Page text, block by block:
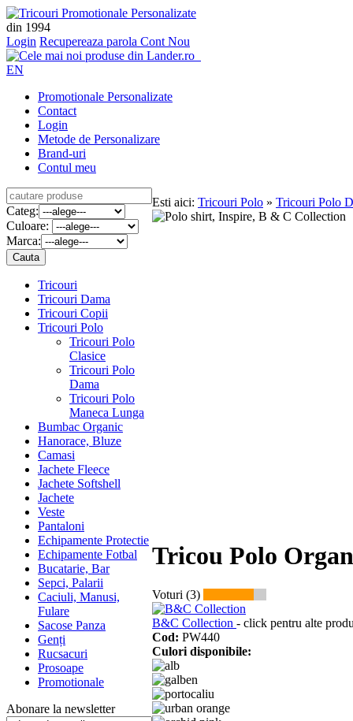
din 1994
Login Recupereaza parola Cont Nou
EN
Promotionale Personalizate
Contact
Login
Metode de Personalizare
Brand-uri
Contul meu
Categ:
Culoare:
Marca:
Tricouri
Tricouri Dama
Tricouri Copii
Tricouri Polo
Tricouri Polo
Clasice
Tricouri Polo
Dama
Tricouri Polo
Maneca Lunga
Bumbac Organic
Hanorace, Bluze
Camasi
Jachete Fleece
Jachete Softshell
Jachete
Veste
Pantaloni
Echipamente Protectie
Echipamente Fotbal
Bucatarie, Bar
Sepci, Palarii
Caciuli, Manusi,
Fulare
Sacose Panza
Genți
Rucsacuri
Prosoape
Promotionale
Abonare la newsletter
Esti aici: Tricouri Polo » Tricouri Polo
Tricou Polo
Voturi (3)
B&C Collection - click pentru alte
Cod: PW440
Culori disponibile: